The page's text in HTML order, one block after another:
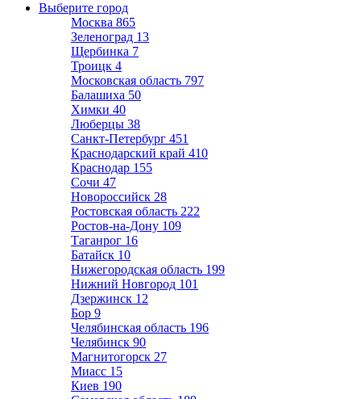
Выберите город
Москва 865
Зеленоград 13
Щербинка 7
Троицк 4
Московская область 797
Балашиха 50
Химки 40
Люберцы 38
Санкт-Петербург 451
Краснодарский край 410
Краснодар 155
Сочи 47
Новороссийск 28
Ростовская область 222
Ростов-на-Дону 109
Таганрог 16
Батайск 10
Нижегородская область 199
Нижний Новгород 101
Дзержинск 12
Бор 9
Челябинская область 196
Челябинск 90
Магнитогорск 27
Миасс 15
Киев 190